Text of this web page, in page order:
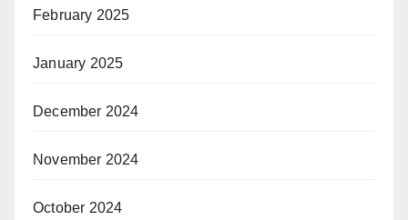
February 2025
January 2025
December 2024
November 2024
October 2024